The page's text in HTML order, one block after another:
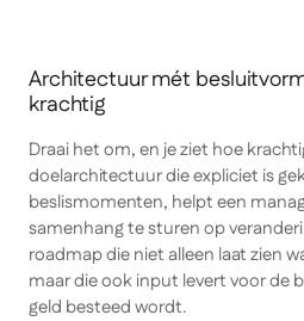
Architectuur mét
krachtig
Draai het om, en je ziet hoe
doelarchitectuur die expliciet is
beslismomenten, helpt een
samenhang te sturen op
roadmap die niet alleen laat zien
maar die ook input levert voor de
geld besteed wordt.